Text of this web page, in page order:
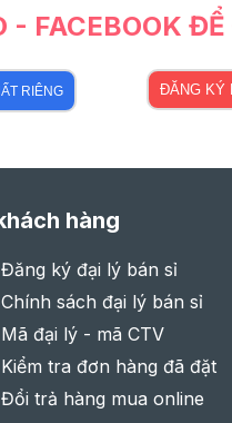
- FACEBOOK
RIÊNG ĐĂNG KÝ
hàng
Đăng ký đại lý bán sỉ
Chính sách đại lý bán sỉ
Mã đại lý - mã CTV
Kiểm tra đơn hàng đã đặt
Đổi trả hàng mua online